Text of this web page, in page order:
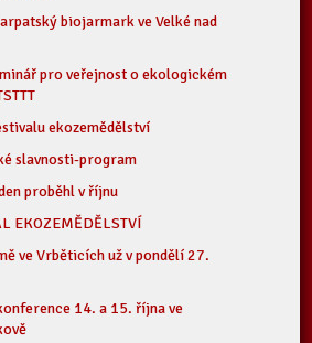
biojarmark ve Velké nad
pro veřejnost o ekologickém
ekozemědělství
slavnosti-program
proběhl v říjnu
EKOZEMĚDĚLSTVÍ
ve Vrběticích už v pondělí 27.
14. a 15. října ve